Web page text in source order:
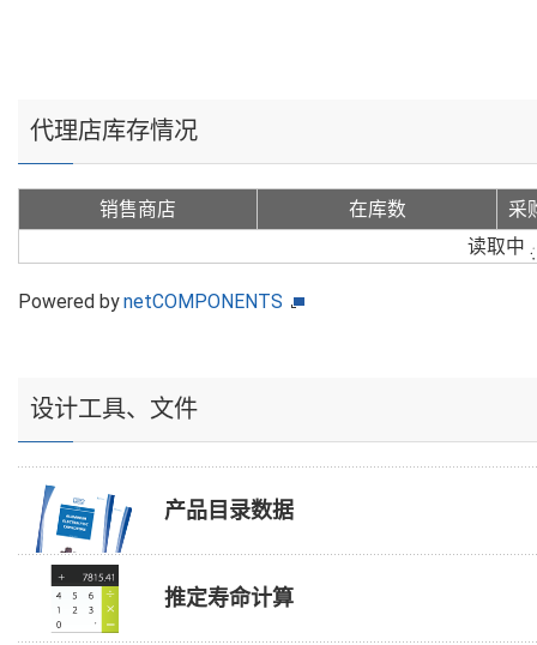
代理店库存情况
销售商店 在库数
采
读取中
Powered bynetCOMPONENTS
设计工具、文件
产品目录数据
推定寿命计算